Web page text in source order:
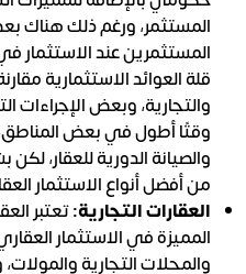
المستثمر، ورغم ذلك هناك
المستثمرين عند الاستثمار
قلة العوائد الاستثمارية
والتجارية، وبعض الإجراءات
وقتًا أطول في بعض المناطق،
والصيانة الدورية للعقار،
من أفضل أنواع الاستثمار
العقارات التجارية:تعتبر
المميزة في الاستثمار
والمحلات التجارية